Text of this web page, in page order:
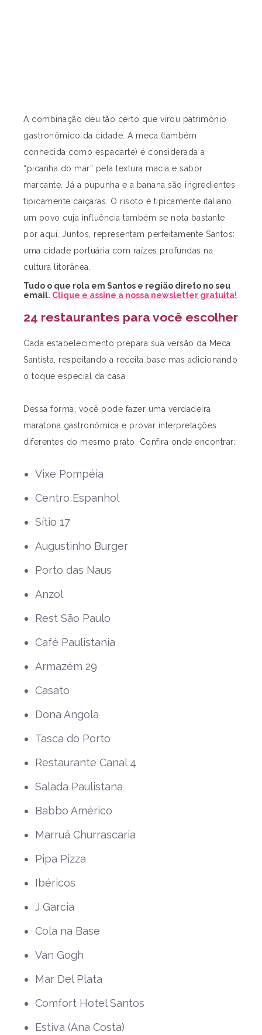
A combinação deu tão certo que virou patrimônio
gastronômico da cidade. A meca (também
conhecida como espadarte) é considerada a
“picanha do mar” pela textura macia e sabor
marcante. Já a pupunha e a banana são ingredientes
tipicamente caiçaras. O risoto é tipicamente italiano,
um povo cuja influência também se nota bastante
por aqui. Juntos, representam perfeitamente Santos:
uma cidade portuária com raízes profundas na
cultura litorânea.
Tudo o que rola em Santos e região direto no seu
email. Clique e assine a nossa newsletter gratuita!
24 restaurantes para você escolher
Cada estabelecimento prepara sua versão da Meca
Santista, respeitando a receita base mas adicionando
o toque especial da casa.
Dessa forma, você pode fazer uma verdadeira
maratona gastronômica e provar interpretações
diferentes do mesmo prato. Confira onde encontrar:
Vixe Pompéia
Centro Espanhol
Sítio 17
Augustinho Burger
Porto das Naus
Anzol
Rest São Paulo
Café Paulistania
Armazém 29
Casato
Dona Angola
Tasca do Porto
Restaurante Canal 4
Salada Paulistana
Babbo Américo
Marruá Churrascaria
Pipa Pizza
Ibéricos
J Garcia
Cola na Base
Van Gogh
Mar Del Plata
Comfort Hotel Santos
Estiva (Ana Costa)